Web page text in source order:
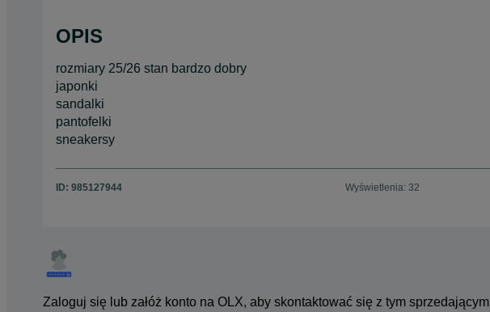
OPIS
rozmiary 25/26 stan bardzo dobry
japonki
sandalki
pantofelki
sneakersy
ID: 985127944 Wyświetlenia: 32
Zaloguj się lub załóż konto na OLX, aby skontaktować się z tym sprzedającym